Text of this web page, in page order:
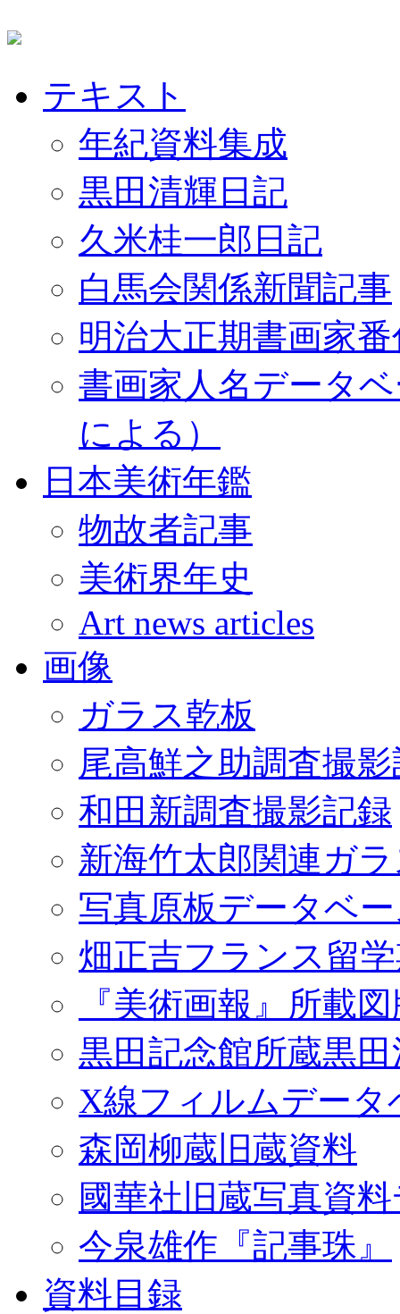
テキスト
年紀資料集成
黒田清輝日記
久米桂一郎日記
白馬会関係新聞記事
明治大正期書画家
書画家人名データ
による）
日本美術年鑑
物故者記事
美術界年史
Art news articles
画像
ガラス乾板
尾高鮮之助調査撮
和田新調査撮影記録
新海竹太郎関連ガ
写真原板データベ
畑正吉フランス留
『美術画報』所載
黒田記念館所蔵黒
X線フィルムデータ
森岡柳蔵旧蔵資料
國華社旧蔵写真資
今泉雄作『記事珠』
資料目録